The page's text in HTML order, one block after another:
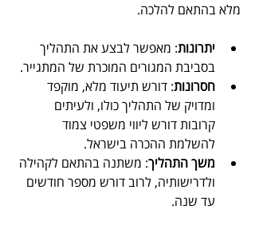
מלא בהתאם להלכה.
יתרונות: מאפשר לבצע את התהליך
בסביבת המגורים המוכרת של המתגייר.
חסרונות: דורש תיעוד מלא, מוקפד
ומדויק של התהליך כולו, ולעיתים
קרובות דורש ליווי משפטי צמוד
להשלמת ההכרה בישראל.
משך התהליך: משתנה בהתאם לקהילה
ולדרישותיה, לרוב דורש מספר חודשים
עד שנה.